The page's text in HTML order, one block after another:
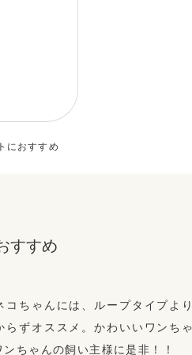
におすすめ
すすめ
コちゃんには、ループタイプよ
らずオススメ。かわいいワンち
ちゃんの飼い主様に是非！！